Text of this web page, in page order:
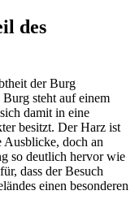
des
der Burg
steht auf einem
damit in eine
besitzt. Der Harz ist
Ausblicke, doch an
so deutlich hervor wie
dass der Besuch
einen besonderen